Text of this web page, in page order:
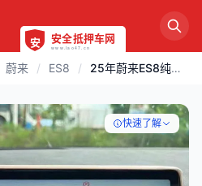
蔚来 / ES8 / 25年蔚来ES8纯电续航500+
快速了解